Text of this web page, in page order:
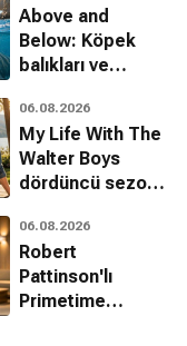
Above and
Below: Köpek
balıkları ve
kartelleri karşı
karşıya
06.08.2026
My Life With The
Walter Boys
dördüncü sezon
06.08.2026
Robert
Pattinson'lı
Primetime